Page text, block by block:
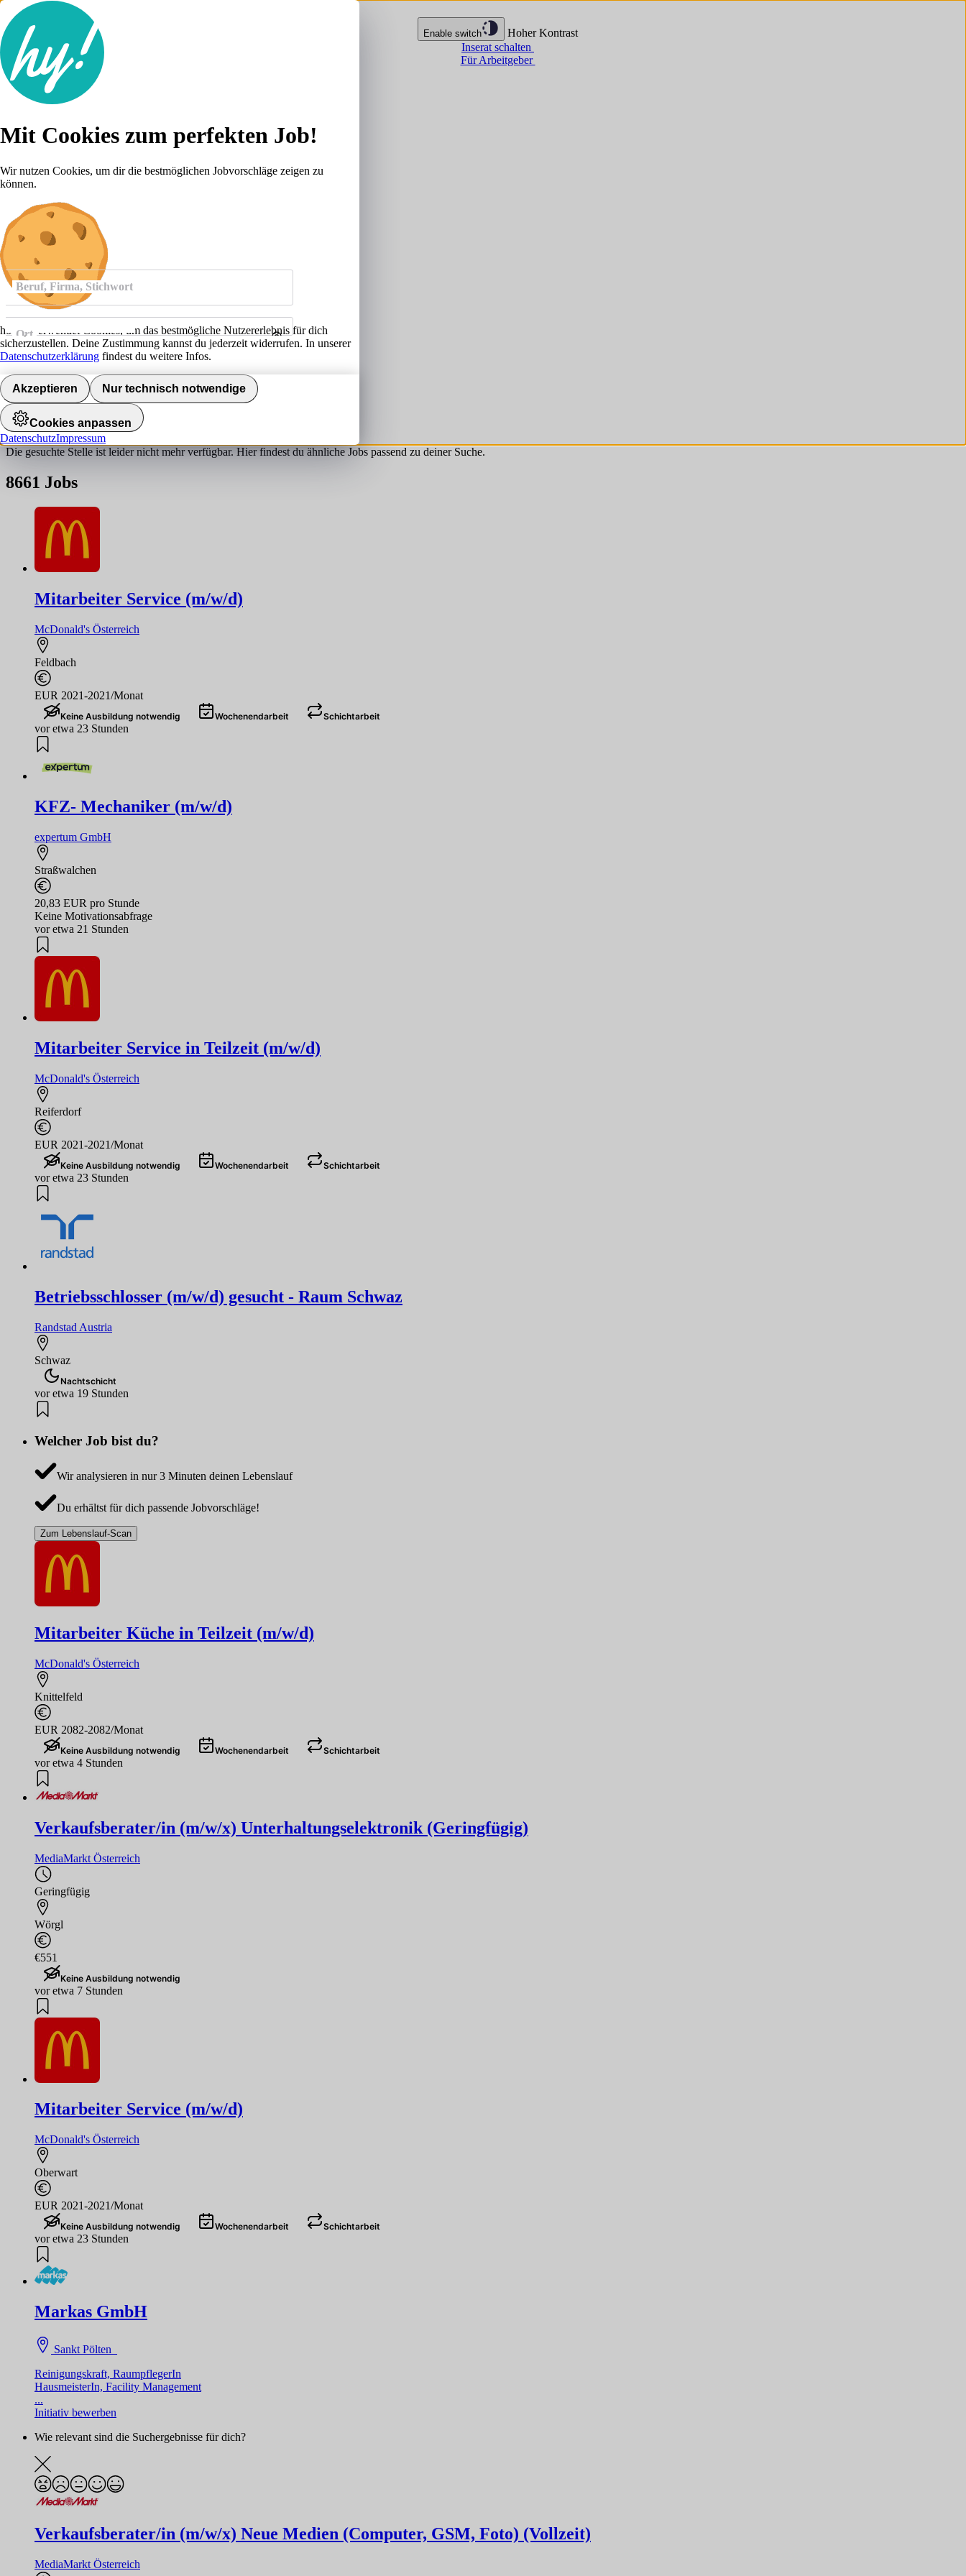
Enable switch
Hoher Kontrast
Inserat schalten
Für Arbeitgeber
Lebenslauf
Karriere-Tipps
Anmelden
Beruf, Firma, Stichwort
Ort
Umkreis
Jobs finden
Job nicht gefunden!
Die gesuchte Stelle ist leider nicht mehr verfügbar. Hier findest du ähnliche Jobs passend zu deiner Suche.
8661 Jobs
Mitarbeiter Service (m/w/d)
McDonald's Österreich
Feldbach
EUR 2021-2021/Monat
Keine Ausbildung notwendig Wochenendarbeit Schichtarbeit
vor etwa 23 Stunden
KFZ- Mechaniker (m/w/d)
expertum GmbH
Straßwalchen
20,83 EUR pro Stunde
Keine Motivationsabfrage
vor etwa 21 Stunden
Mitarbeiter Service in Teilzeit (m/w/d)
McDonald's Österreich
Reiferdorf
EUR 2021-2021/Monat
Keine Ausbildung notwendig Wochenendarbeit Schichtarbeit
vor etwa 23 Stunden
Betriebsschlosser (m/w/d) gesucht - Raum Schwaz
Randstad Austria
Schwaz
Nachtschicht
vor etwa 19 Stunden
Welcher Job bist du?
Wir analysieren in nur 3 Minuten deinen Lebenslauf
Du erhältst für dich passende Jobvorschläge!
Zum Lebenslauf-Scan
Mitarbeiter Küche in Teilzeit (m/w/d)
McDonald's Österreich
Knittelfeld
EUR 2082-2082/Monat
Keine Ausbildung notwendig Wochenendarbeit Schichtarbeit
vor etwa 4 Stunden
Verkaufsberater/in (m/w/x) Unterhaltungselektronik (Geringfügig)
MediaMarkt Österreich
Geringfügig
Wörgl
€551
Keine Ausbildung notwendig
vor etwa 7 Stunden
Mitarbeiter Service (m/w/d)
McDonald's Österreich
Oberwart
EUR 2021-2021/Monat
Keine Ausbildung notwendig Wochenendarbeit Schichtarbeit
vor etwa 23 Stunden
Markas GmbH
Sankt Pölten
Reinigungskraft, RaumpflegerIn
HausmeisterIn, Facility Management
...
Initiativ bewerben
Wie relevant sind die Suchergebnisse für dich?
Verkaufsberater/in (m/w/x) Neue Medien (Computer, GSM, Foto) (Vollzeit)
MediaMarkt Österreich
Mit Cookies zum perfekten Job!
Wir nutzen Cookies, um dir die bestmöglichen Jobvorschläge zeigen zu
können.
hokify verwendet Cookies, um das bestmögliche Nutzererlebnis für dich
sicherzustellen. Deine Zustimmung kannst du jederzeit widerrufen. In unserer
Datenschutzerklärung findest du weitere Infos.
Akzeptieren Nur technisch notwendige
Cookies anpassen
DatenschutzImpressum